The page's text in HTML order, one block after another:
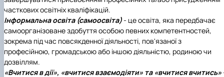
часткових освітніх кваліфікацій.
Інформальна освіта (самоосвіта)- це освіта, яка передбачає
самоорганізоване здобуття особою певних компетентностей,
зокрема під час повсякденної діяльності, пов'язаної з
професійною, громадською або іншою діяльністю, родиною чи
дозвіллям.
«Вчитися в дії», «вчитися взаємодіяти» та «вчитися вчитись»